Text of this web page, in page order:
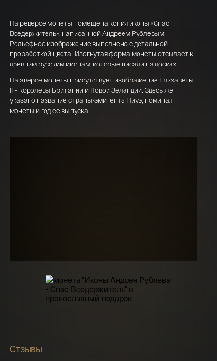
На реверсе монеты помещена копия иконы «Спас
Вседержитель», написанной Андреем Рублевым.
Рельефное изображение выполнено с детальной
проработкой цвета. Изогнутая форма монеты отсылает к
древним русским иконам, которые писали на досках.
На аверсе монеты присутствует изображение Елизаветы
II – королевы Британии и Новой Зеландии. Здесь же
указано название страны-эмитента Ниуэ, номинал
монеты и год ее выпуска.
Отзывы
Российская инвестиционная монета
Георгий Победоносец золото 100 рублей
15,5 гр 2021
142 000 ₽